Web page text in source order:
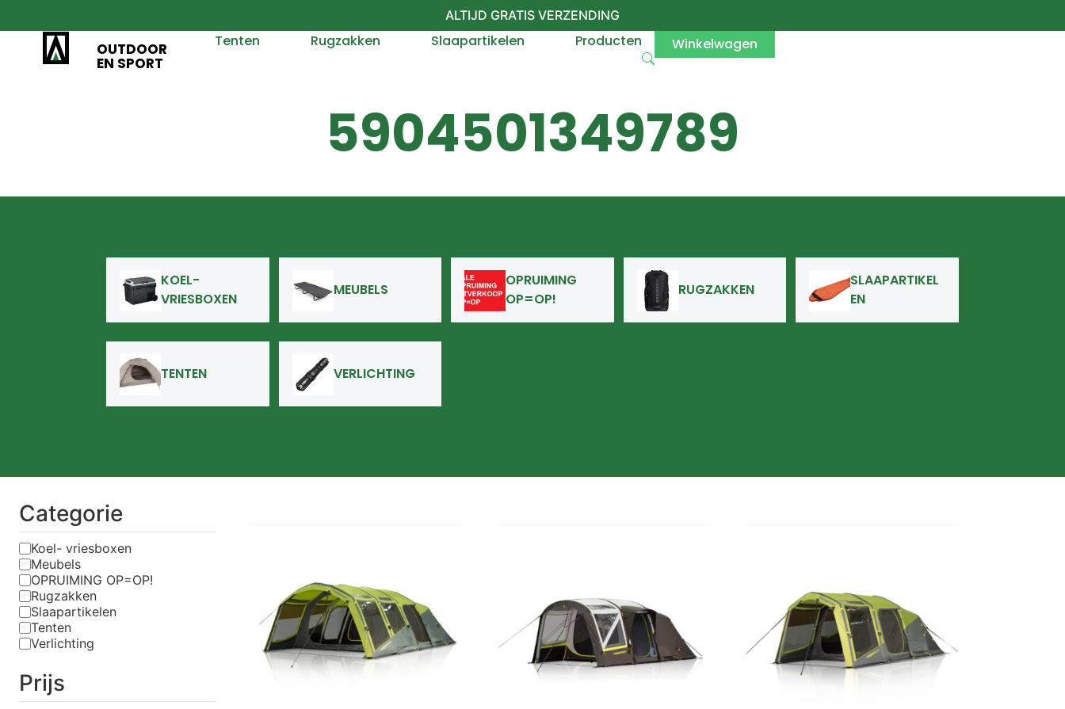
ALTIJD GRATIS VERZENDING
OUTDOOR
EN SPORT
Tenten Rugzakken Slaapartikelen Producten Winkelwagen
5904501349789
KOEL-
VRIESBOXEN
MEUBELS
OPRUIMING
OP=OP!
RUGZAKKEN
SLAAPARTIKEL
EN
TENTEN VERLICHTING
Categorie
Koel- vriesboxen
Meubels
OPRUIMING OP=OP!
Rugzakken
Slaapartikelen
Tenten
Verlichting
Prijs